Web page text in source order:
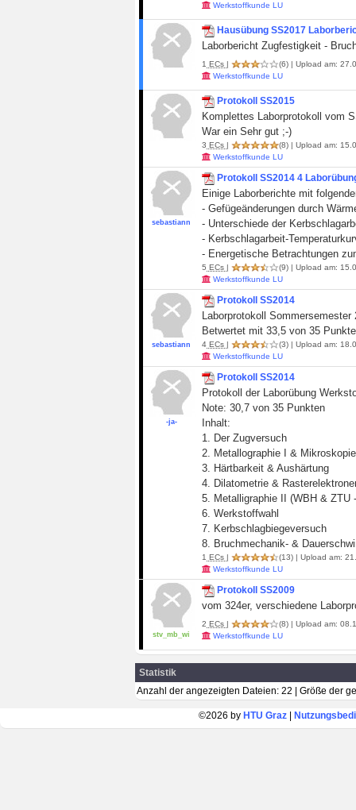
Werkstoffkunde LU
Hausübung SS2017
Laborbericht Zugfestigkeit -
1 ECs | (6) | Upload am:
Werkstoffkunde LU
Protokoll SS2015
Komplettes Laborprotokoll vom
War ein Sehr gut ;-)
3 ECs | (8) | Upload am:
Werkstoffkunde LU
sebastiann
Protokoll SS2014 4
Einige Laborberichte mit
- Gefügeänderungen durch
- Unterschiede der
- Kerbschlagarbeit-
- Energetische Betrachtungen
5 ECs | (9) | Upload am:
Werkstoffkunde LU
sebastiann
Protokoll SS2014
Laborprotokoll Sommersemester
Betwertet mit 33,5 von 35
4 ECs | (3) | Upload am:
Werkstoffkunde LU
-ja-
Protokoll SS2014
Protokoll der Laborübung
Note: 30,7 von 35 Punkten
Inhalt:
1. Der Zugversuch
2. Metallographie I & Mikroskopie
3. Härtbarkeit & Aushärtung
4. Dilatometrie &
5. Metalligraphie II (WBH & ZTU
6. Werkstoffwahl
7. Kerbschlagbiegeversuch
8. Bruchmechanik- &
1 ECs | (13) | Upload am:
Werkstoffkunde LU
stv_mb_wi
Protokoll SS2009
vom 324er, verschiedene
2 ECs | (8) | Upload am:
Werkstoffkunde LU
Statistik
Anzahl der angezeigten Dateien: 22 | Größe der
©2026 by HTU Graz|